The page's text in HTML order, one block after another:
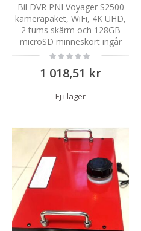
Bil DVR PNI Voyager S2500
kamerapaket, WiFi, 4K UHD,
2 tums skärm och 128GB
microSD minneskort ingår
Rating:
0%
1 018,51 kr
Ej i lager